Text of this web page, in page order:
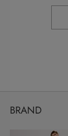
BRAND